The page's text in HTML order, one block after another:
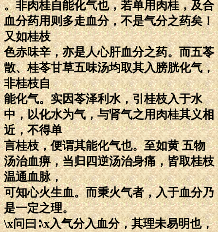
。非肉桂自能化气也，若单用肉桂，及合
血分药用则多走血分，不是气分之药矣！
又如桂枝
色赤味辛，亦是人心肝血分之药。而五苓
散、桂苓甘草五味汤均取其入膀胱化气，
非桂枝自
能化气。实因苓泽利水，引桂枝入于水
中，以化水为气，与肾气之用肉桂其义相
近，不得单
言桂枝，便谓其能化气也。至如黄 五物
汤治血痹，当归四逆汤治身痛，皆取桂枝
温通血脉，
可知心火生血。而秉火气者，入于血分乃
是一定之理。
\x问曰∶\x入气分入血分，其理未易明也，